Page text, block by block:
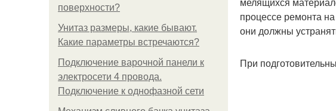
поверхности?
Унитаз размеры, какие бывают.
Какие параметры встречаются?
Подключение варочной панели к
электросети 4 провода.
Подключение к однофазной сети
процессе ремонта
они должны
При